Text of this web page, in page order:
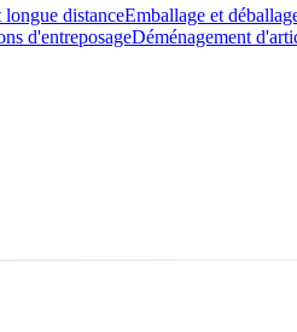
longue distanceEmballage et
d'entreposageDéménagement